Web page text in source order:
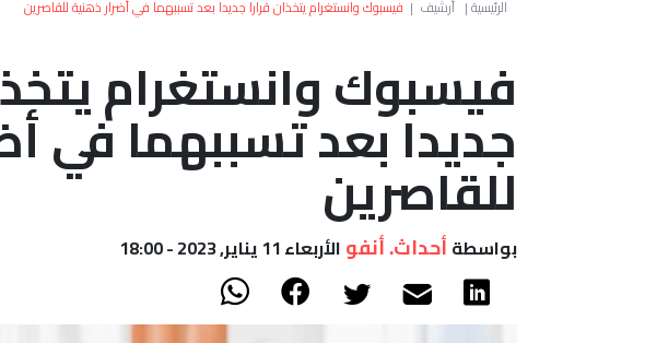
الرئيسية| أرشيف | فيسبوك وانستغرام يتخذان قرارا جديدا بعد تسببهما في أضرار ذهنية للقاصرين
فيسبوك وانستغرام
جديدا بعد تسببهما في
للقاصرين
بواسطة أحداث. أنفو الأربعاء 11 يناير, 2023 - 18:00